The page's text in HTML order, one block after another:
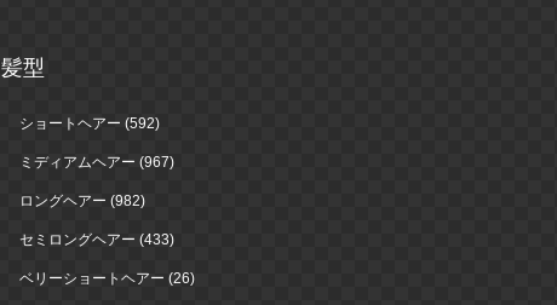
髪型
ショートヘアー (592)
ミディアムヘアー (967)
ロングヘアー (982)
セミロングヘアー (433)
ベリーショートヘアー (26)